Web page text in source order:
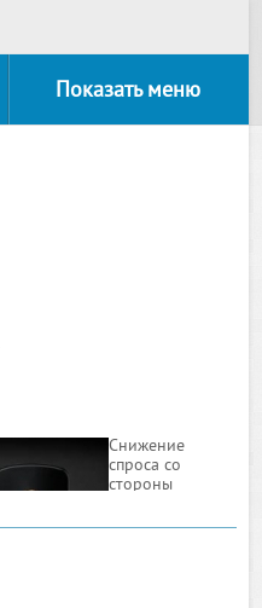
Показать меню
Снижение
спроса со
стороны